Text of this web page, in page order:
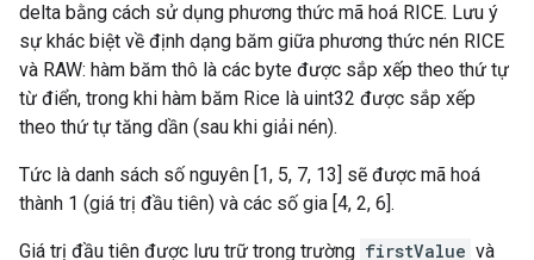
delta bằng cách sử dụng phương thức mã hoá RICE. Lưu ý
sự khác biệt về định dạng băm giữa phương thức nén RICE
và RAW: hàm băm thô là các byte được sắp xếp theo thứ tự
từ điển, trong khi hàm băm Rice là uint32 được sắp xếp
theo thứ tự tăng dần (sau khi giải nén).
Tức là danh sách số nguyên [1, 5, 7, 13] sẽ được mã hoá
thành 1 (giá trị đầu tiên) và các số gia [4, 2, 6].
Giá trị đầu tiên được lưu trữ trong trường firstValue và